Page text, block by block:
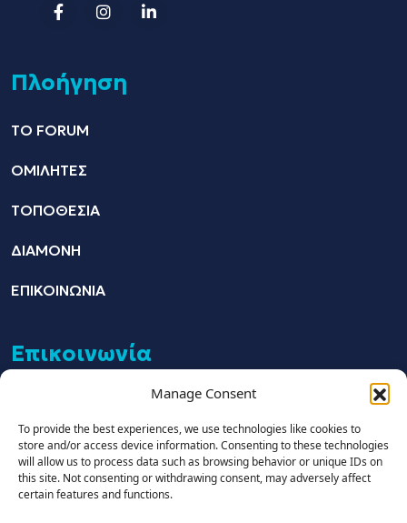
Manage Consent
To provide the best experiences, we use technologies like cookies to
store and/or access device information. Consenting to these technologies
will allow us to process data such as browsing behavior or unique IDs on
this site. Not consenting or withdrawing consent, may adversely affect
certain features and functions.
Πλοήγηση
ΤΟ FORUM
ΟΜΙΛΗΤΕΣ
ΤΟΠΟΘΕΣΙΑ
ΔΙΑΜΟΝΗ
ΕΠΙΚΟΙΝΩΝΙΑ
Επικοινωνία
+30 211 4021758
info@welldone.com.gr
www.welldone.com.gr